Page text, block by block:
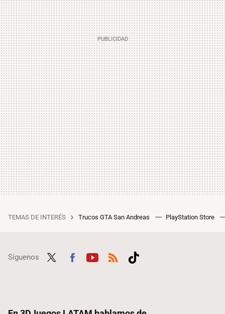
TEMAS DE INTERÉS Trucos GTA San Andreas PlayStation Store
Síguenos